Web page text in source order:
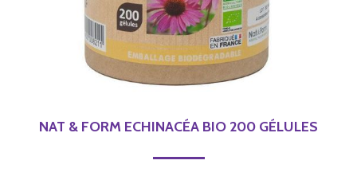
NAT & FORM ECHINACÉA BIO 200 GÉLULES